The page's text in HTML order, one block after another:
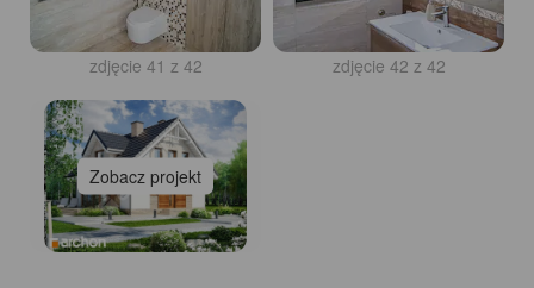
zdjęcie 41 z 42 zdjęcie 42 z 42
Zobacz projekt